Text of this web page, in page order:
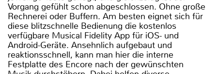
Vorgang gefühlt schon abgeschlossen. Ohne große
Rechnerei oder Buffern. Am besten eignet sich für
diese blitzschnelle Bedienung die kostenlos
verfügbare Musical Fidelity App für iOS- und
Android-Geräte. Ansehnlich aufgebaut und
reaktionsschnell, kann man hier die interne
Festplatte des Encore nach der gewünschten